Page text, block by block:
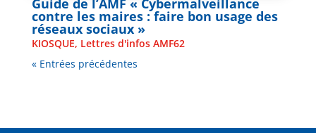
Guide de l’AMF « Cybermalveillance
contre les maires : faire bon usage des
réseaux sociaux »
KIOSQUE, Lettres d'infos AMF62
« Entrées précédentes